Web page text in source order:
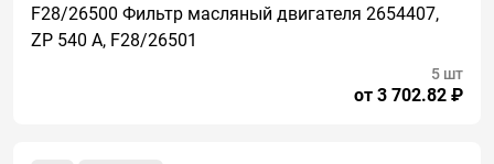
F28/26500 Фильтр масляный двигателя 2654407,
ZP 540 А, F28/26501
от 3 702.82 ₽
5 шт